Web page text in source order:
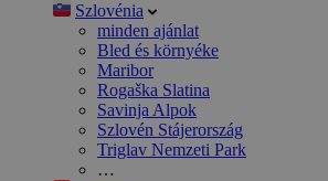
Szlovénia
minden ajánlat
Bled és környéke
Maribor
Rogaška Slatina
Savinja Alpok
Szlovén Stájerország
Triglav Nemzeti Park
…